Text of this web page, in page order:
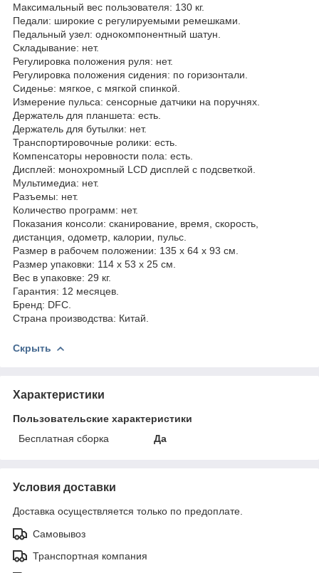
Максимальный вес пользователя: 130 кг.
Педали: широкие с регулируемыми ремешками.
Педальный узел: однокомпонентный шатун.
Складывание: нет.
Регулировка положения руля: нет.
Регулировка положения сидения: по горизонтали.
Сиденье: мягкое, с мягкой спинкой.
Измерение пульса: сенсорные датчики на поручнях.
Держатель для планшета: есть.
Держатель для бутылки: нет.
Транспортировочные ролики: есть.
Компенсаторы неровности пола: есть.
Дисплей: монохромный LCD дисплей с подсветкой.
Мультимедиа: нет.
Разъемы: нет.
Количество программ: нет.
Показания консоли: сканирование, время, скорость,
дистанция, одометр, калории, пульс.
Размер в рабочем положении: 135 х 64 х 93 см.
Размер упаковки: 114 х 53 х 25 см.
Вес в упаковке: 29 кг.
Гарантия: 12 месяцев.
Бренд: DFC.
Страна производства: Китай.
Скрыть
Характеристики
Пользовательские характеристики
Бесплатная сборка
Да
Условия доставки
Доставка осуществляется только по предоплате.
Самовывоз
Транспортная компания